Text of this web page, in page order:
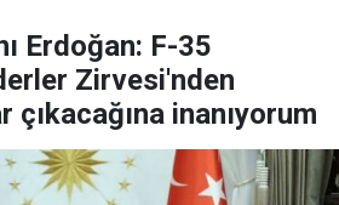
Erdoğan: F-35
Zirvesi'nden
çıkacağına inanıyorum